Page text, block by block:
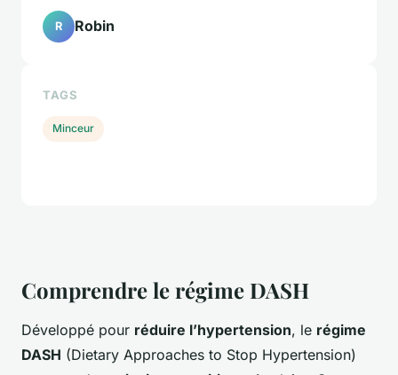
Comprendre le régime DASH
Développé pour réduire l’hypertension, le régime
DASH (Dietary Approaches to Stop Hypertension)
R Robin
TAGS
Minceur